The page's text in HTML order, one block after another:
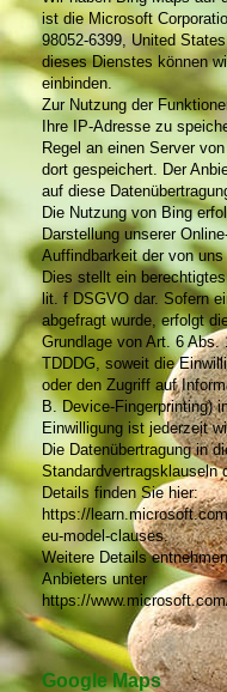
ist die Microsoft
98052-6399, United
dieses Dienstes können
einbinden.
Zur Nutzung der
Ihre IP-Adresse zu
Regel an einen Server
dort gespeichert. Der
auf diese
Die Nutzung von Bing
Darstellung unserer
Auffindbarkeit der von
Dies stellt ein
lit. f DSGVO dar. Sofern
abgefragt wurde, erfolgt
Grundlage von Art. 6
TDDDG, soweit die
oder den Zugriff auf
B. Device-Fingerprinting)
Einwilligung ist jederzeit
Die Datenübertragung in
Standardvertragsklauseln
Details finden Sie hier:
https://
eu-model-clauses.
Weitere Details
Anbieters unter
https://
Google Maps